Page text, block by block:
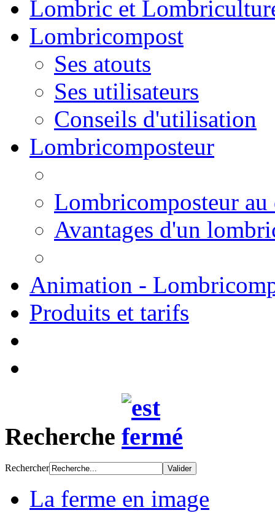
Lombric et
Lombricompost
Ses atouts
Ses utilisateurs
Conseils d'utilisation
Lombricomposteur
Lombricomposteur
Avantages d'un
Animation -
Produits et tarifs
Recherche
Rechercher
La ferme en image